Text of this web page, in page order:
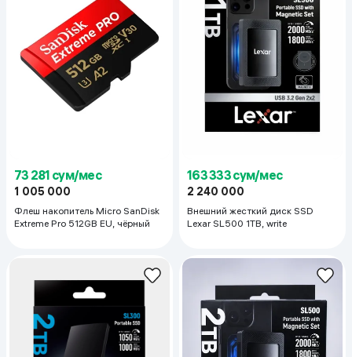
73 281 сум/мес
1 005 000
Extreme Pro 512GB EU, чёрный
163 333 сум/мес
2 240 000
Lexar SL500 1TB, write